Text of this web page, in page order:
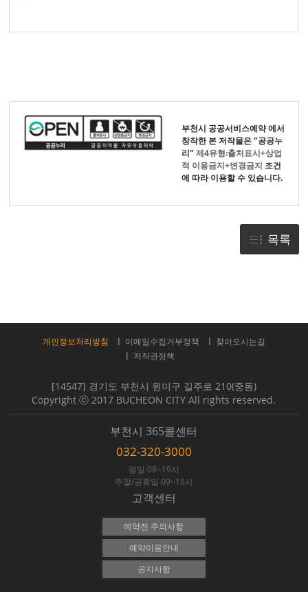
부천시 공공서비스예약에서
창작한 본 저작물은 "공공누
리"제4유형:출처표시+상업
적 이용금지+변경금지 조건
에 따라 이용할 수 있습니다.
목록
개인정보처리방침 이메일수집거부정책
찾아오시는길
저작권정책
[14547] 경기도 부천시 원미구 길주로 210(중동)
Copyright ⓒ 2017 BUCHEON CITY All rights reserved.
부천시 365콜센터
032-320-3000
평일 08~19시
주말/공휴일 09~18시
고객센터
예약전 주의사항
예약이용안내
공지사항